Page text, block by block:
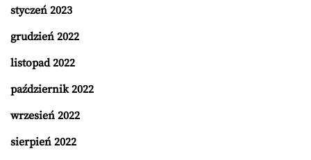
styczeń 2023
grudzień 2022
listopad 2022
październik 2022
wrzesień 2022
sierpień 2022